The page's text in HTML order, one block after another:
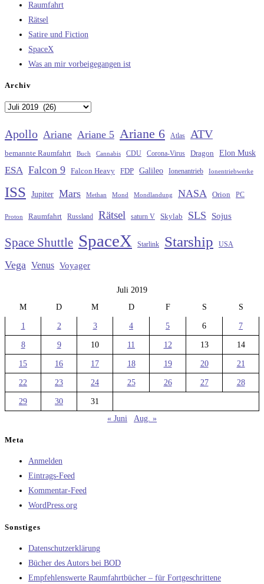
Raumfahrt
Rätsel
Satire und Fiction
SpaceX
Was an mir vorbeigegangen ist
Archiv
Archiv
Apollo Ariane Ariane 5 Ariane 6 Atlas ATV
bemannte Raumfahrt Buch Cannabis CDU Corona-Virus Dragon Elon Musk
ESA Falcon 9 Falcon Heavy FDP Galileo Ionenantrieb Ionentriebwerke
ISS Jupiter Mars Methan Mond Mondlandung NASA Orion PC
Proton Raumfahrt Russland Rätsel saturn V Skylab SLS Sojus
Space Shuttle SpaceX Starlink Starship USA
Vega Venus Voyager
Juli 2019
M
D M D F S S
1 2 3 4 5 6 7
8 9 10 11 12 13 14
15 16 17 18 19 20 21
22 23 24 25 26 27 28
29 30
31
« Juni
Aug. »
Meta
Anmelden
Eintrags-Feed
Kommentar-Feed
WordPress.org
Sonstiges
Datenschutzerklärung
Bücher des Autors bei BOD
Empfehlenswerte Raumfahrtbücher – für Fortgeschrittene